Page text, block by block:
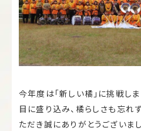
今年度は「新しい橘」に挑戦し
目に盛り込み、橘らしさも忘れ
ただき誠にありがとうございま